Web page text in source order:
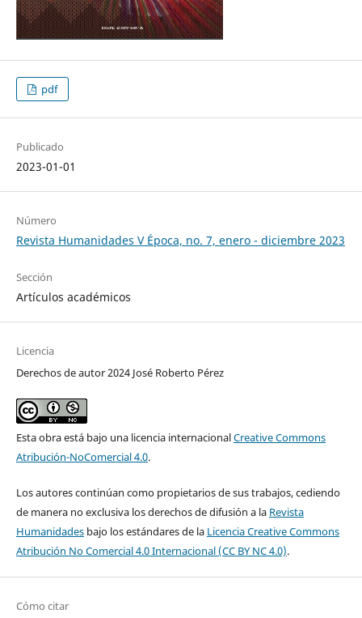
pdf
Publicado
2023-01-01
Número
Revista Humanidades V Época, no. 7, enero - diciembre 2023
Sección
Artículos académicos
Licencia
Derechos de autor 2024 José Roberto Pérez
Esta obra está bajo una licencia internacionalCreative Commons
Atribución-NoComercial 4.0.
Los autores continúan como propietarios de sus trabajos, cediendo
de manera no exclusiva los derechos de difusión a la Revista
Humanidadesbajo los estándares de la Licencia Creative Commons
Atribución No Comercial 4.0 Internacional (CC BY NC 4.0).
Cómo citar